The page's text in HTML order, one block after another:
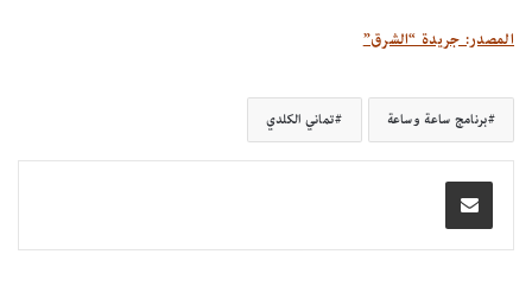
المصدر: جريدة “الشرق”
برنامج ساعة وساعة تماني الكلدي